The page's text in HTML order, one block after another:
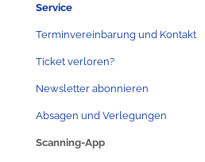
Service
Terminvereinbarung und Kontakt
Ticket verloren?
Newsletter abonnieren
Absagen und Verlegungen
Scanning-App